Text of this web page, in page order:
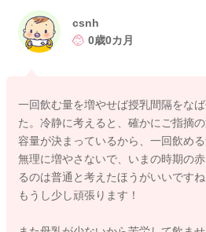
からないのですが、おっぱいが30ml
ので、足すとしても60~80mlぐらいま
なので、今の飲んでくれている量で
受け取ることができているのではな
どうぞ宜しくお願いします。
csnh
0歳0カ月
一回飲む量を増やせば授乳間隔をな
た。冷静に考えると、確かにご指摘
容量が決まっているから、一回飲める
無理に増やさないで、いまの時期の
るのは普通と考えたほうがいいですね
もうし少し頑張ります！